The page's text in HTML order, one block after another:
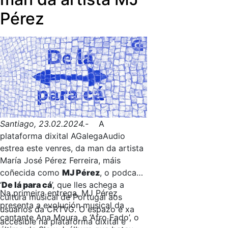
Pérez
Santiago, 23.02.2024.-
A
plataforma dixital AGalegaAudio
estrea este venres, da man da artista
María José Pérez Ferreira, máis
coñecida como MJ Pérez, o podcast
‘De lá para cá’, que lles achega a
cultura musical de Portugal aos
usuarios da CRTVG. O espazo é xa
accesible na plataforma dixital e
Na primeira entrega, MJ Pérez
presenta a evolución musical da
cantante Ana Moura, e ‘Afro Fado’, o